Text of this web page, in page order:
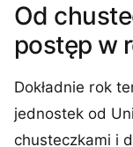
Od
postęp w
Dokładnie rok
jednostek od
chusteczkami i